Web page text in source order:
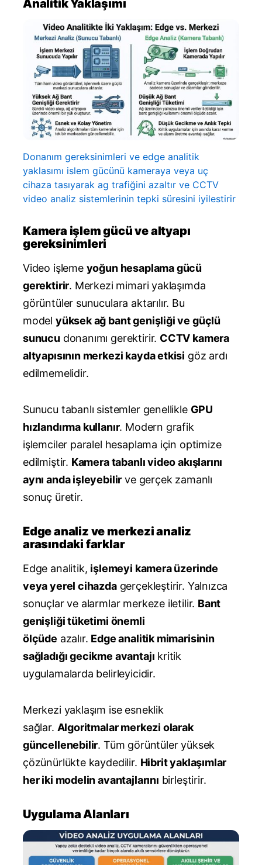
Analitik Yaklaşımı
Donanım gereksinimleri ve edge analitik
yaklasımı islem gücünü kameraya veya uç
cihaza tasıyarak ag trafiğini azaltır ve CCTV
video analiz sistemlerinin tepki süresini iyilestirir
Kamera işlem gücü ve altyapı
gereksinimleri
Video işleme yoğun hesaplama gücü
gerektirir. Merkezi mimari yaklaşımda
görüntüler sunuculara aktarılır. Bu
model yüksek ağ bant genişliği ve güçlü
sunucu donanımı gerektirir. CCTV kamera
altyapısının merkezi kayda etkisi göz ardı
edilmemelidir.
Sunucu tabanlı sistemler genellikle GPU
hızlandırma kullanır. Modern grafik
işlemciler paralel hesaplama için optimize
edilmiştir. Kamera tabanlı video akışlarını
aynı anda işleyebilir ve gerçek zamanlı
sonuç üretir.
Edge analiz ve merkezi analiz
arasındaki farklar
Edge analitik, işlemeyi kamera üzerinde
veya yerel cihazdagerçekleştirir. Yalnızca
sonuçlar ve alarmlar merkeze iletilir. Bant
genişliği tüketimi önemli
ölçüde azalır. Edge analitik mimarisinin
sağladığı gecikme avantajı kritik
uygulamalarda belirleyicidir.
Merkezi yaklaşım ise esneklik
sağlar. Algoritmalar merkezi olarak
güncellenebilir. Tüm görüntüler yüksek
çözünürlükte kaydedilir. Hibrit yaklaşımlar
her iki modelin avantajlarını birleştirir.
Uygulama Alanları